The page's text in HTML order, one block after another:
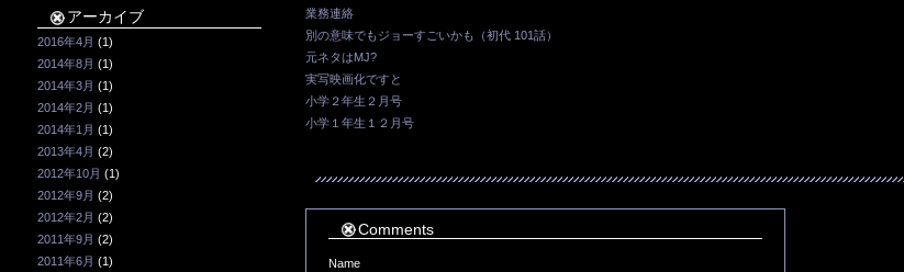
アーカイブ
2016年4月 (1)
2014年8月 (1)
2014年3月 (1)
2014年2月 (1)
2014年1月 (1)
2013年4月 (2)
2012年10月 (1)
2012年9月 (2)
2012年2月 (2)
2011年9月 (2)
2011年6月 (1)
業務連絡
別の意味でもジョーすごいかも（初代 101話）
元ネタはMJ?
実写映画化ですと
小学２年生２月号
小学１年生１２月号
Comments
Name